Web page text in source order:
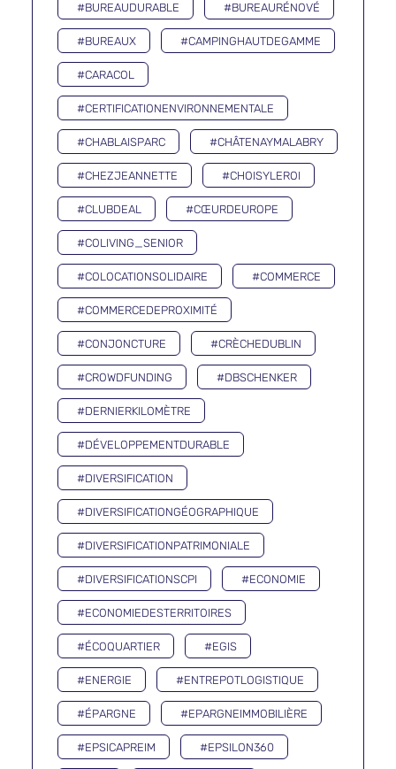
#BUREAUDURABLE #BUREAURÉNOVÉ
#BUREAUX #CAMPINGHAUTDEGAMME
#CARACOL
#CERTIFICATIONENVIRONNEMENTALE
#CHABLAISPARC #CHÂTENAYMALABRY
#CHEZJEANNETTE #CHOISYLEROI
#CLUBDEAL #CŒURDEUROPE
#COLIVING_SENIOR
#COLOCATIONSOLIDAIRE #COMMERCE
#COMMERCEDEPROXIMITÉ
#CONJONCTURE #CRÈCHEDUBLIN
#CROWDFUNDING #DBSCHENKER
#DERNIERKILOMÈTRE
#DÉVELOPPEMENTDURABLE
#DIVERSIFICATION
#DIVERSIFICATIONGÉOGRAPHIQUE
#DIVERSIFICATIONPATRIMONIALE
#DIVERSIFICATIONSCPI #ECONOMIE
#ECONOMIEDESTERRITOIRES
#ÉCOQUARTIER #EGIS
#ENERGIE #ENTREPOTLOGISTIQUE
#ÉPARGNE #EPARGNEIMMOBILIÈRE
#EPSICAPREIM #EPSILON360